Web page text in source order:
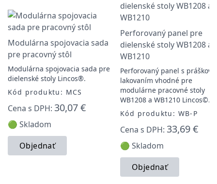
Modulárna spojovacia sada
pre pracovný stôl
Modulárna spojovacia sada pre
dielenské stoly Lincos®.
Kód produktu: MCS
Cena s DPH: 30,07 €
🟢 Skladom
Objednať
Perforovaný panel pre
dielenské stoly WB1208 a
WB1210
Perforovaný panel s
lakovaním vhodné pre
modulárne pracovné stoly
WB1208 a WB1210 Lincos©.
Kód produktu: WB-P
Cena s DPH: 33,69 €
🟢 Skladom
Objednať